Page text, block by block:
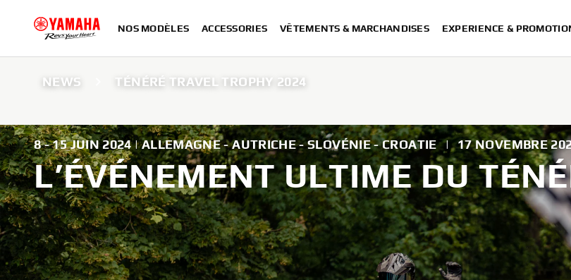
NOS MODÈLES ACCESSORIES VÊTEMENTS & MARCHANDISES EXPERIENCE &
NEWS TÉNÉRÉ TRAVEL TROPHY 2024
8 - 15 JUIN 2024 | ALLEMAGNE - AUTRICHE - SLOVÉNIE - CROATIE | 17 NOVEMBRE
L’ÉVÉNEMENT ULTIME DU